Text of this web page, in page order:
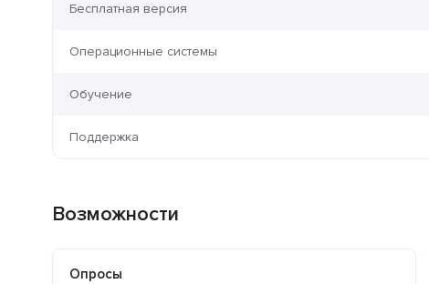
Бесплатная версия
Операционные системы
Обучение
Поддержка
Возможности
Опросы